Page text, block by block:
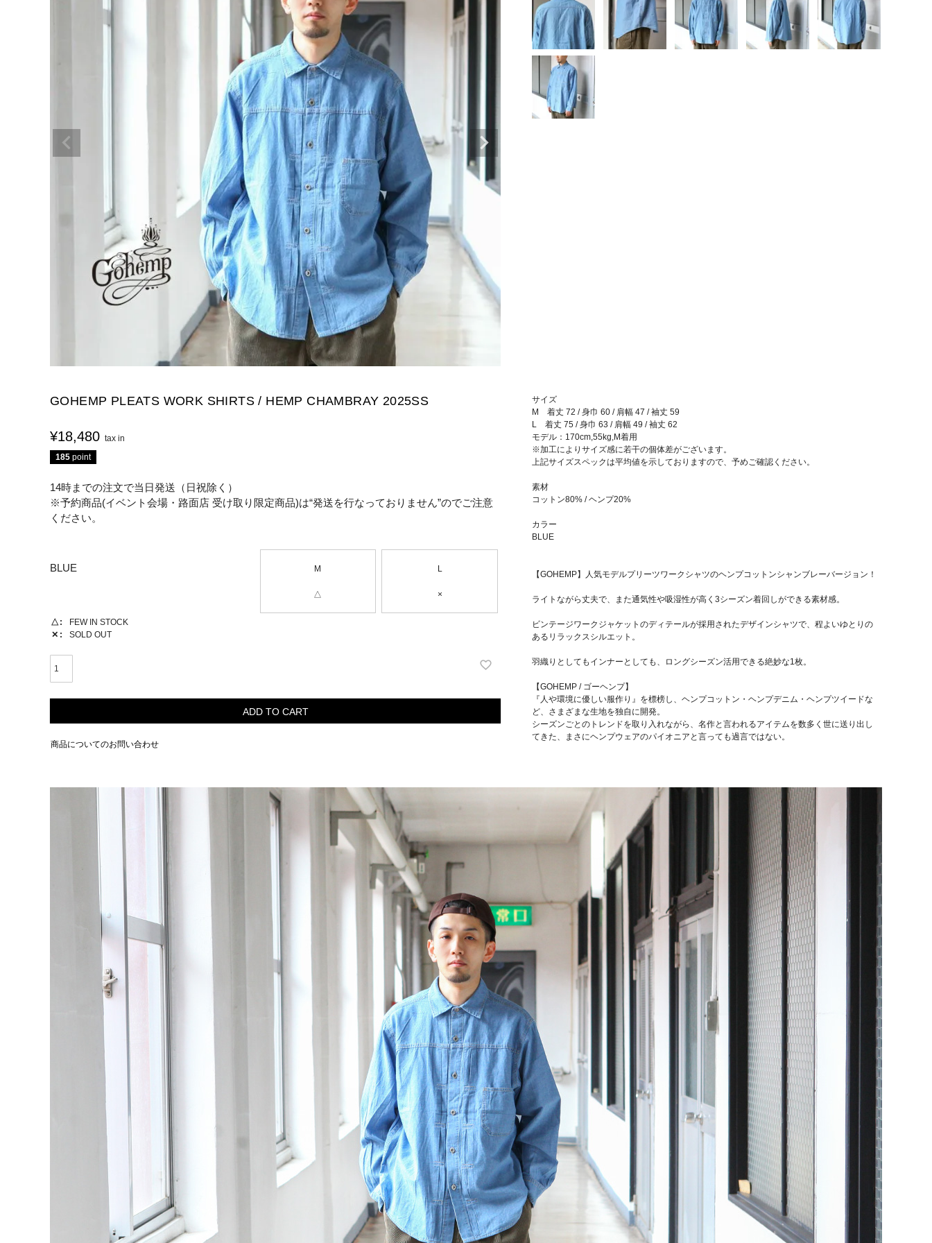
GOHEMP PLEATS WORK SHIRTS / HEMP CHAMBRAY 2025SS
¥18,480
185 point
14時までの注文で当日発送（日祝除く）
※予約商品(イベント会場・路面店 受け取り限定商品)は“発送を行なっておりません”のでご注意
ください。
BLUE M
△
L
×
△
FEW IN STOCK
✕
SOLD OUT
ADD TO CART
商品についてのお問い合わせ
サイズ
M 着丈 72 / 身巾 60 / 肩幅 47 / 袖丈 59
L 着丈 75 / 身巾 63 / 肩幅 49 / 袖丈 62
モデル：170cm,55kg,M着用
※加工によりサイズ感に若干の個体差がございます。
上記サイズスペックは平均値を示しておりますので、予めご確認ください。
素材
コットン80% / ヘンプ20%
カラー
BLUE
【GOHEMP】人気モデルプリーツワークシャツのヘンプコットンシャンブレーバージョン！
ライトながら丈夫で、また通気性や吸湿性が高く3シーズン着回しができる素材感。
ビンテージワークジャケットのディテールが採用されたデザインシャツで、程よいゆとりの
あるリラックスシルエット。
羽織りとしてもインナーとしても、ロングシーズン活用できる絶妙な1枚。
【GOHEMP / ゴーヘンプ】
『人や環境に優しい服作り』を標榜し、ヘンプコットン・ヘンプデニム・ヘンプツイードな
ど、さまざまな生地を独自に開発。
シーズンごとのトレンドを取り入れながら、名作と言われるアイテムを数多く世に送り出し
てきた、まさにヘンプウェアのパイオニアと言っても過言ではない。